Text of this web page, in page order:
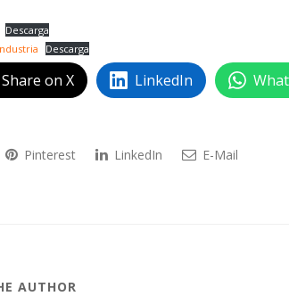
Descarga
Descarga
Share on X LinkedIn
Pinterest LinkedIn E-Mail
AUTHOR